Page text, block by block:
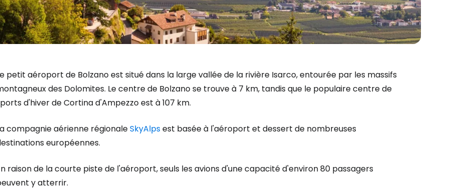
petit aéroport de Bolzano est situé dans la large vallée de la rivière Isarco, entourée par les massifs
des Dolomites. Le centre de Bolzano se trouve à 7 km, tandis que le populaire centre de
d'hiver de Cortina d'Ampezzo est à 107 km.
compagnie aérienne régionaleSkyAlpsest basée à l'aéroport et dessert de nombreuses
européennes.
raison de la courte piste de l'aéroport, seuls les avions d'une capacité d'environ 80 passagers
y atterrir.